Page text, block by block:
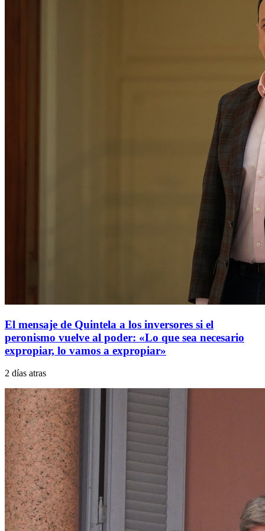
El mensaje de Quintela a los inversores si el
peronismo vuelve al poder: «Lo que sea necesario
expropiar, lo vamos a expropiar»
2 días atras